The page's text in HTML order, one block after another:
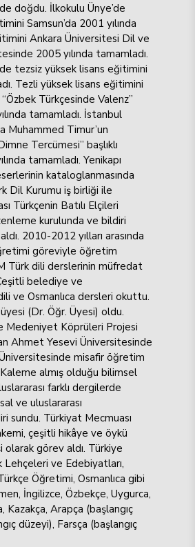
doğdu. İlkokulu Ünye’de
Samsun’da 2001 yılında
Ankara Üniversitesi Dil ve
2005 yılında tamamladı.
tezsiz yüksek lisans eğitimini
Tezli yüksek lisans eğitimini
Türkçesinde Valenz”
tamamladı. İstanbul
Muhammed Timur’un
Tercümesi” başlıklı
tamamladı. Yenikapı
kataloglanmasında
Dil Kurumu iş birliği ile
Türkçenin Batılı Elçileri
kurulunda ve bildiri
2010-2012 yılları arasında
göreviyle öğretim
Türk dili derslerinin müfredat
belediye ve
ve Osmanlıca dersleri okuttu.
(Dr. Öğr. Üyesi) oldu.
Medeniyet Köprüleri Projesi
Ahmet Yesevi Üniversitesinde
misafir öğretim
almış olduğu bilimsel
farklı dergilerde
ve uluslararası
sundu. Türkiyat Mecmuası
çeşitli hikâye ve öykü
olarak görev aldı. Türkiye
Lehçeleri ve Edebiyatları,
Öğretimi, Osmanlıca gibi
İngilizce, Özbekçe, Uygurca,
Kazakça, Arapça (başlangıç
düzeyi), Farsça (başlangıç